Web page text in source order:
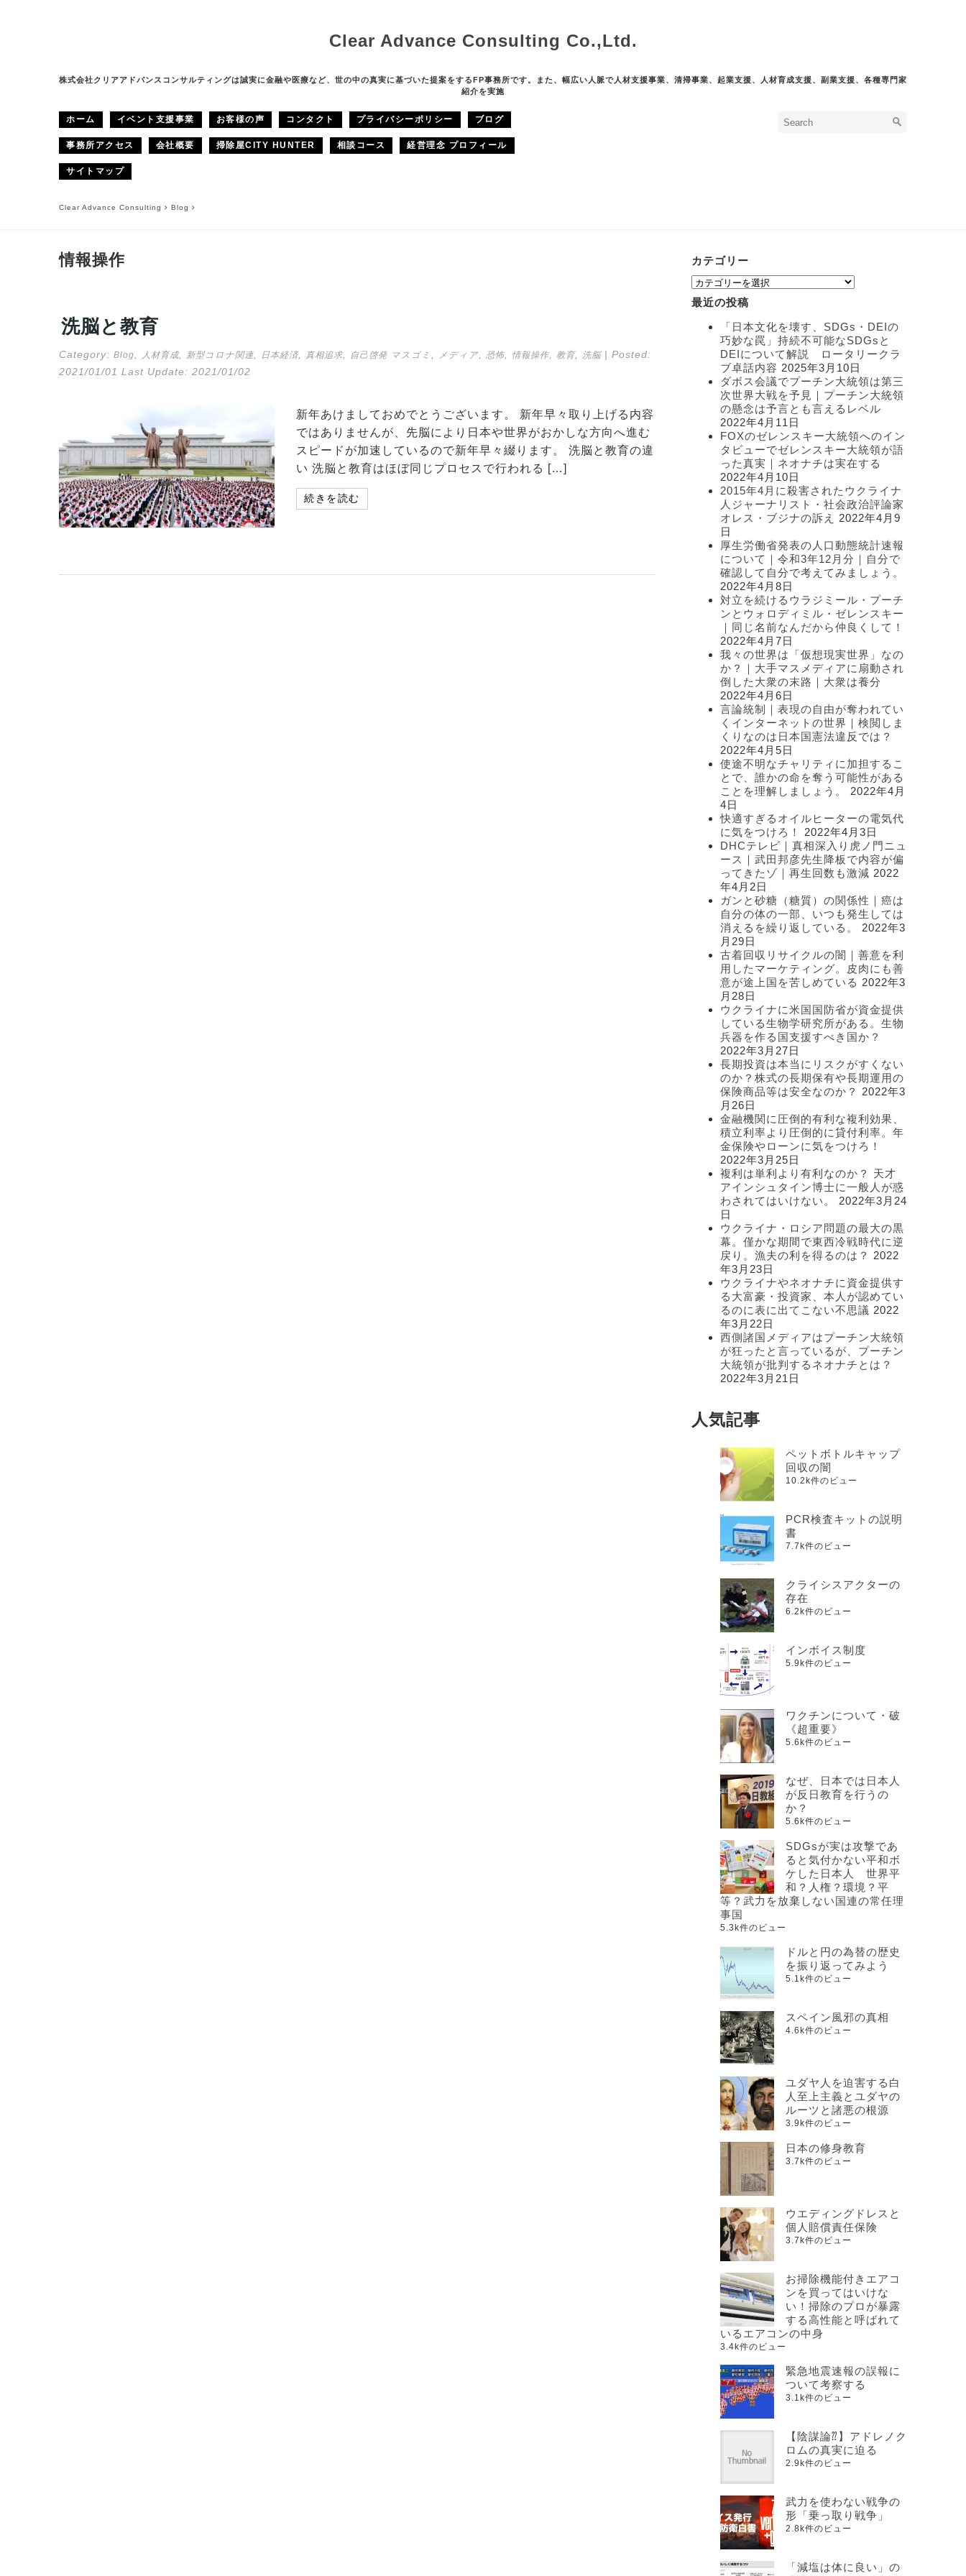
Clear Advance Consulting Co.,Ltd.
株式会社クリアアドバンスコンサルティングは誠実に金融や医療など、世の中の真実に基づいた提案をするFP事務所です。また、幅広い人脈で人材支援事業、清掃事業、起業支援、人材育成支援、副業支援、各種専門家
紹介を実施
ホーム イベント支援事業 お客様の声 コンタクト プライバシーポリシー ブログ
事務所アクセス 会社概要 掃除屋CITY HUNTER 相談コース 経営理念 プロフィール
サイトマップ
Clear Advance Consulting Blog
情報操作
洗脳と教育
Category: Blog 人材育成, 新型コロナ関連 日本経済 真相追求, 自己啓発 マスゴミ メディア 恐怖, 情報操作, 教育, 洗脳| Posted:
2021/01/01 Last Update: 2021/01/02
新年あけましておめでとうございます。 新年早々取り上げる内容
ではありませんが、先脳により日本や世界がおかしな方向へ進む
スピードが加速しているので新年早々綴ります。 洗脳と教育の違
い 洗脳と教育はほぼ同じプロセスで行われる […]
続きを読む
カテゴリー
カ
テ
ゴ
最近の投稿
「日本文化を壊す、SDGs・DEIの
巧妙な罠」持続不可能なSDGsと
DEIについて解説 ロータリークラ
ブ卓話内容 2025年3月10日
ダボス会議でプーチン大統領は第三
次世界大戦を予見｜プーチン大統領
の懸念は予言とも言えるレベル
2022年4月11日
FOXのゼレンスキー大統領へのイン
タビューでゼレンスキー大統領が語
った真実｜ネオナチは実在する
2022年4月10日
2015年4月に殺害されたウクライナ
人ジャーナリスト・社会政治評論家
オレス・ブジナの訴え
2022年4月9
日
厚生労働省発表の人口動態統計速報
について｜令和3年12月分｜自分で
確認して自分で考えてみましょう。
2022年4月8日
対立を続けるウラジミール・プーチ
ンとウォロディミル・ゼレンスキー
｜同じ名前なんだから仲良くして！
2022年4月7日
我々の世界は「仮想現実世界」なの
か？｜大手マスメディアに扇動され
倒した大衆の末路｜大衆は養分
2022年4月6日
言論統制｜表現の自由が奪われてい
くインターネットの世界｜検閲しま
くりなのは日本国憲法違反では？
2022年4月5日
使途不明なチャリティに加担するこ
とで、誰かの命を奪う可能性がある
ことを理解しましょう。
2022年4月
4日
快適すぎるオイルヒーターの電気代
に気をつけろ！
2022年4月3日
DHCテレビ｜真相深入り虎ノ門ニュ
ース｜武田邦彦先生降板で内容が偏
ってきたゾ｜再生回数も激減 2022
年4月2日
ガンと砂糖（糖質）の関係性｜癌は
自分の体の一部、いつも発生しては
消えるを繰り返している。
2022年3
月29日
古着回収リサイクルの闇｜善意を利
用したマーケティング。皮肉にも善
意が途上国を苦しめている 2022年3
月28日
ウクライナに米国国防省が資金提供
している生物学研究所がある。生物
兵器を作る国支援すべき国か？
2022年3月27日
長期投資は本当にリスクがすくない
のか？株式の長期保有や長期運用の
保険商品等は安全なのか？
2022年3
月26日
金融機関に圧倒的有利な複利効果、
積立利率より圧倒的に貸付利率。年
金保険やローンに気をつけろ！
2022年3月25日
複利は単利より有利なのか？ 天才
アインシュタイン博士に一般人が惑
わされてはいけない。
2022年3月24
日
ウクライナ・ロシア問題の最大の黒
幕。僅かな期間で東西冷戦時代に逆
戻り。漁夫の利を得るのは？
2022
年3月23日
ウクライナやネオナチに資金提供す
る大富豪・投資家、本人が認めてい
るのに表に出てこない不思議 2022
年3月22日
西側諸国メディアはプーチン大統領
が狂ったと言っているが、プーチン
大統領が批判するネオナチとは？
2022年3月21日
人気記事
ペットボトルキャップ
回収の闇
10.2k件のビュー
PCR検査キットの説明
書
7.7k件のビュー
クライシスアクターの
存在
6.2k件のビュー
インボイス制度
5.9k件のビュー
ワクチンについて・破
《超重要》
5.6k件のビュー
なぜ、日本では日本人
が反日教育を行うの
か？
5.6k件のビュー
SDGsが実は攻撃であ
ると気付かない平和ボ
ケした日本人 世界平
和？人権？環境？平
等？武力を放棄しない国連の常任理
事国
5.3k件のビュー
ドルと円の為替の歴史
を振り返ってみよう
5.1k件のビュー
スペイン風邪の真相
4.6k件のビュー
ユダヤ人を迫害する白
人至上主義とユダヤの
ルーツと諸悪の根源
3.9k件のビュー
日本の修身教育
3.7k件のビュー
ウエディングドレスと
個人賠償責任保険
3.7k件のビュー
お掃除機能付きエアコ
ンを買ってはいけな
い！掃除のプロが暴露
する高性能と呼ばれて
いるエアコンの中身
3.4k件のビュー
緊急地震速報の誤報に
ついて考察する
3.1k件のビュー
【陰謀論⁇】アドレノク
ロムの真実に迫る
2.9k件のビュー
武力を使わない戦争の
形「乗っ取り戦争」
2.8k件のビュー
「減塩は体に良い」の